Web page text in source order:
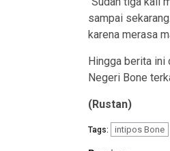
sampai
karena merasa
Hingga berita ini
Negeri Bone
(Rustan)
Tags: intipos Bone